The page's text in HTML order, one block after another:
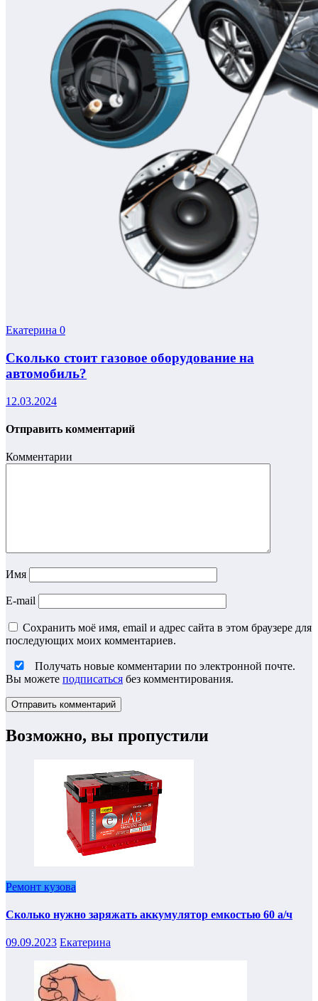
Екатерина 0
Сколько стоит газовое оборудование на
автомобиль?
12.03.2024
Отправить комментарий
Комментарии
Имя
E-mail
Сохранить моё имя, email и адрес сайта в этом браузере для
последующих моих комментариев.
Получать новые комментарии по электронной почте.
Вы можете подписаться без комментирования.
Возможно, вы пропустили
Ремонт кузова
Сколько нужно заряжать аккумулятор емкостью 60 а/ч
09.09.2023 Екатерина